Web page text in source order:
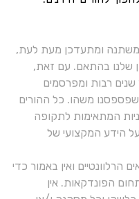
ומתעדכן מעת לעת,
שלנו בהתאם. עם זאת,
רבות ומפרסמים
שפספסנו משהו. כל ההורים
המתאימות לתקופה
הידע המקצועי של
הרלוונטיים ואין באמור כדי
הפונדקאות. אין